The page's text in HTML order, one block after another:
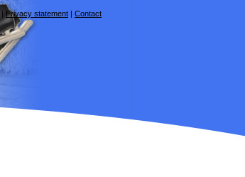
| Privacy statement | Contact